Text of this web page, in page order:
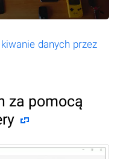
danych przez
za pomocą